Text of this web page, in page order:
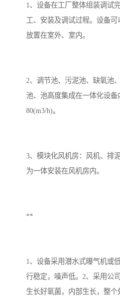
1、设备在工厂整体组装调试
工、安装及调试过程。设备可
放置在室外、室内。
2、调节池、污泥池、缺氧池
池、池高度集成在一体化设备
80(m3/h)。
3、模块化风机房：风机、排
为一体安装在风机房内。
**
1、设备采用潜水式曝气机或
行稳定，噪声低。2、采用公
生长好氧菌，内部生长，整